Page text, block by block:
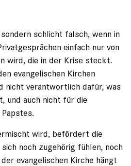
schlicht falsch, wenn in
einfach nur von
wird, die in der Krise steckt.
evangelischen Kirchen
nicht verantwortlich dafür, was
und auch nicht für die
wird, befördert die
noch zugehörig fühlen, noch
evangelischen Kirche hängt